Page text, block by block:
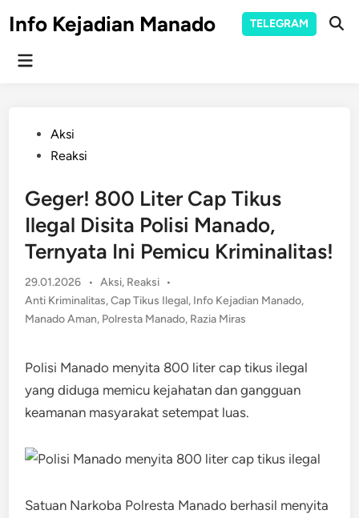
toInfo Kejadian Manado TELEGRAM
Main
PostedAksi
Reaksi
Geger! 800 Liter Cap Tikus
Ilegal Disita Polisi Manado,
Ternyata Ini Pemicu Kriminalitas!
29.01.2026 • Posted
in
Aksi, Reaksi •
Anti Kriminalitas,Cap Tikus Ilegal, Info Kejadian Manado,
Manado Aman, Polresta Manado, Razia Miras
Polisi Manado menyita 800 liter cap tikus ilegal
yang diduga memicu kejahatan dan gangguan
keamanan masyarakat setempat luas.
Satuan Narkoba Polresta Manado berhasil menyita